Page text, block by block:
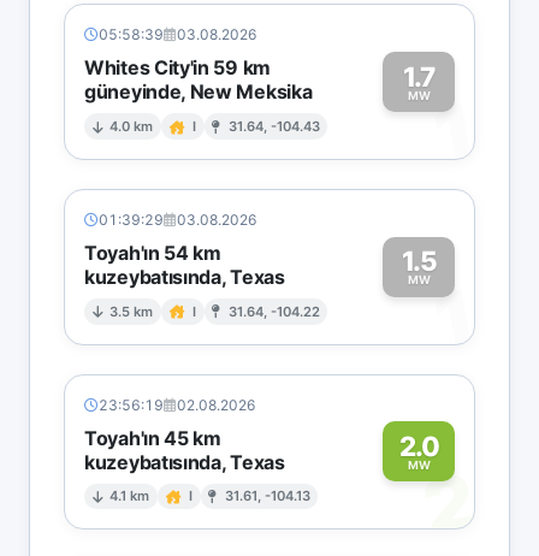
05:58:39 03.08.2026
Whites City'in 59 km
güneyinde, New Meksika
4.0 km I 31.64, -104.43
1.7
MW1
01:39:29 03.08.2026
Toyah'ın 54 km
kuzeybatısında, Texas
3.5 km I 31.64, -104.22
1.5
MW1
23:56:19 02.08.2026
Toyah'ın 45 km
kuzeybatısında, Texas
4.1 km I 31.61, -104.13
2.0
MW2